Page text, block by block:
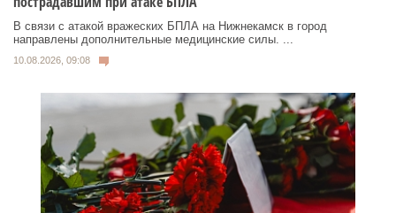
В связи с атакой вражеских БПЛА на Нижнекамск в город
направлены дополнительные медицинские силы. ...
10.08.2026, 09:08